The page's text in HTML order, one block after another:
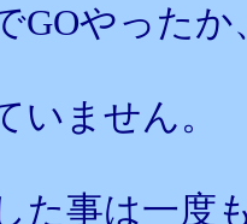
GOやったか
いません。
た事は一度